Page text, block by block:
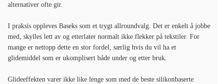
alternativer ofte gir.
I praksis oppleves Baseks som et trygt allroundvalg. Det er enkelt å jobbe
med, skylles lett av og etterlater normalt ikke flekker på tekstiler. For
mange er nettopp dette en stor fordel, særlig hvis du vil ha et
glidemiddel som er ukomplisert både under og etter bruk.
Glideeffekten varer ikke like lenge som med de beste silikonbaserte